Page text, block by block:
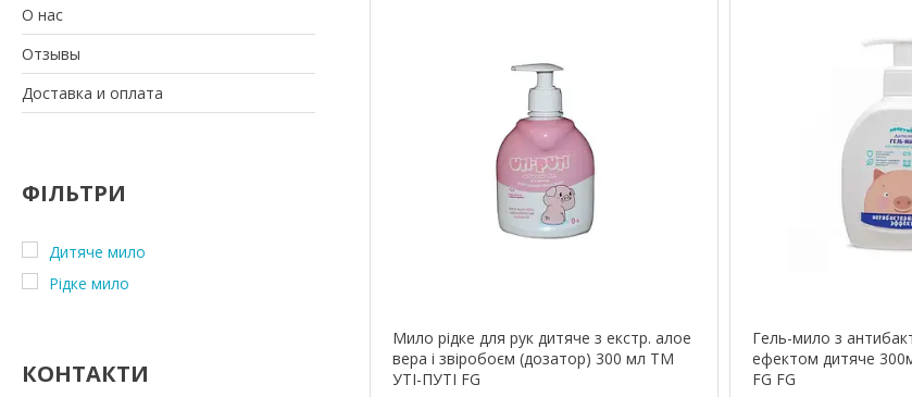
О нас
Отзывы
Доставка и оплата
ФІЛЬТРИ
Дитяче мило
Рідке мило
КОНТАКТИ
Мило рідке для рук дитяче з екстр. алое
вера і звіробоєм (дозатор) 300 мл ТМ
УТІ-ПУТІ FG
Гель-мило з
ефектом дитяче
FG FG